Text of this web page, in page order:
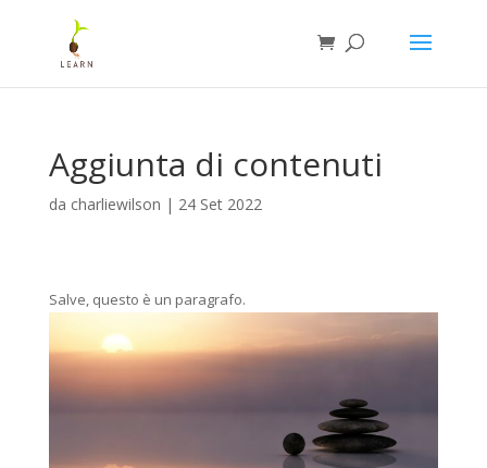
Aggiunta di contenuti
da charliewilson | 24 Set 2022
Salve, questo è un paragrafo.